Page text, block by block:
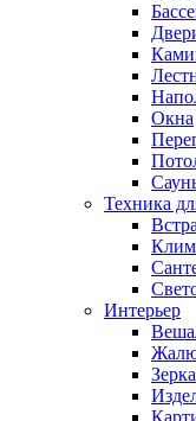
Окна
Техника
Интерьер